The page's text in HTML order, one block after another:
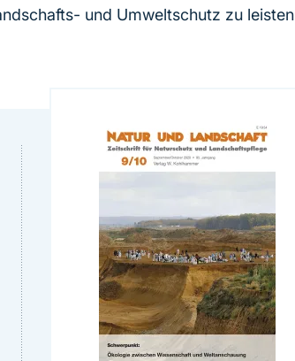
und Umweltschutz zu leisten